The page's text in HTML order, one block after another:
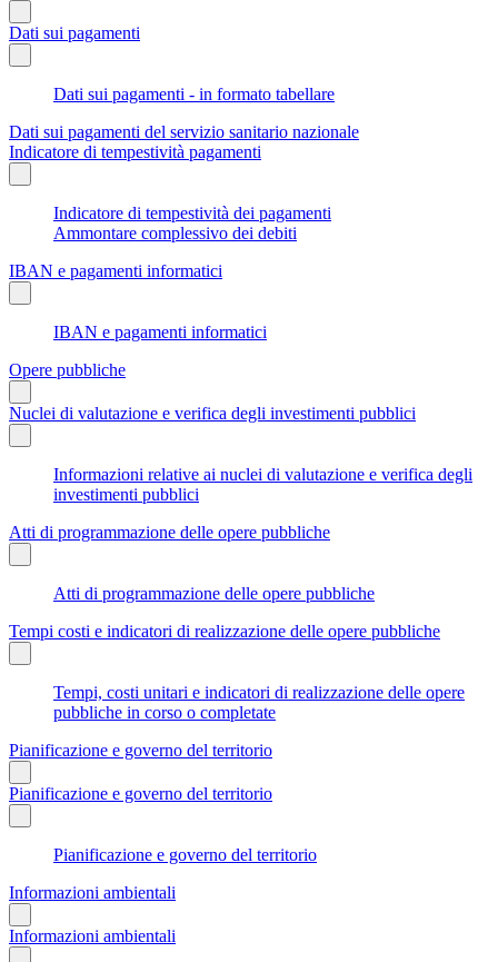
Dati sui pagamenti
Dati sui pagamenti - in formato tabellare
Dati sui pagamenti del servizio sanitario nazionale
Indicatore di tempestività pagamenti
Indicatore di tempestività dei pagamenti
Ammontare complessivo dei debiti
IBAN e pagamenti informatici
IBAN e pagamenti informatici
Opere pubbliche
Nuclei di valutazione e verifica degli investimenti pubblici
Informazioni relative ai nuclei di valutazione e verifica degli
investimenti pubblici
Atti di programmazione delle opere pubbliche
Atti di programmazione delle opere pubbliche
Tempi costi e indicatori di realizzazione delle opere pubbliche
Tempi, costi unitari e indicatori di realizzazione delle opere
pubbliche in corso o completate
Pianificazione e governo del territorio
Pianificazione e governo del territorio
Pianificazione e governo del territorio
Informazioni ambientali
Informazioni ambientali